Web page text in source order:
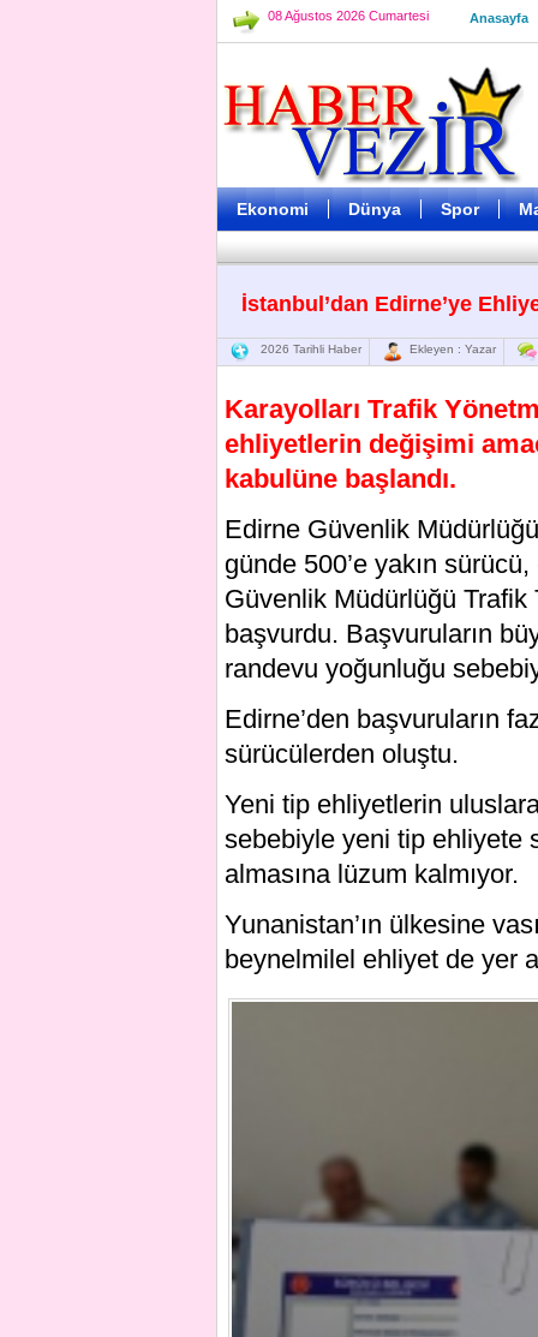
08 Ağustos 2026 Cumartesi Anasayfa
Ekonomi Dünya Spor
İstanbul’dan Edirne’ye
2026 Tarihli Haber Ekleyen : Yazar
Karayolları Trafik
ehliyetlerin değişimi
kabulüne başlandı.
Edirne Güvenlik
günde 500’e yakın
Güvenlik Müdürlüğü
başvurdu. Başvuruların
randevu yoğunluğu
Edirne’den başvuruların
sürücülerden oluştu.
Yeni tip ehliyetlerin
sebebiyle yeni tip ehliyete
almasına lüzum kalmıyor.
Yunanistan’ın ülkesine
beynelmilel ehliyet de yer